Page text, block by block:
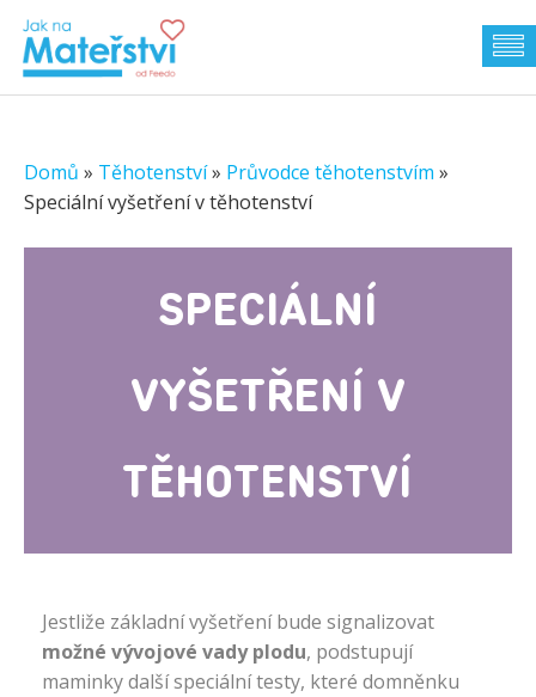
Domů » Těhotenství» Průvodce těhotenstvím »
Speciální vyšetření v těhotenství
SPECIÁLNÍ
VYŠETŘENÍ V
TĚHOTENSTVÍ
Jestliže základní vyšetření bude signalizovat
možné vývojové vady plodu, podstupují
maminky další speciální testy, které domněnku